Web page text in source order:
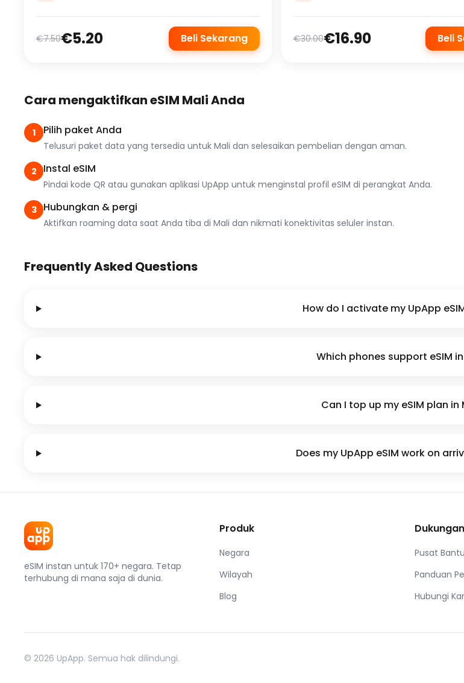
€7.50€5.20 Beli Sekarang €30.00€16.90 Beli
Cara mengaktifkan eSIM Mali Anda
1 Pilih paket Anda
Telusuri paket data yang tersedia untuk Mali dan selesaikan pembelian dengan aman.
2 Instal eSIM
Pindai kode QR atau gunakan aplikasi UpApp untuk menginstal profil eSIM di perangkat Anda.
3 Hubungkan & pergi
Aktifkan roaming data saat Anda tiba di Mali dan nikmati konektivitas seluler instan.
Frequently Asked Questions
How do I activate my UpApp
Which phones support eSIM
Can I top up my eSIM plan in
Does my UpApp eSIM work on
eSIM instan untuk 170+ negara. Tetap
terhubung di mana saja di dunia.
Produk
Negara
Wilayah
Blog
Dukungan
Pusat
Panduan
Hubungi
© 2026 UpApp. Semua hak dilindungi.